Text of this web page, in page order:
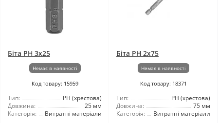
Біта PH 3x25
Немає в наявності
Код товару: 15959
Тип:
РН (хрестова)
Довжина:
25 мм
Категорія:
Витратні матеріали
Біта PH 2x75
Немає в наявності
Код товару: 18371
Тип:
РН (хрестова)
Довжина:
75 мм
Категорія:
Витратні матеріали